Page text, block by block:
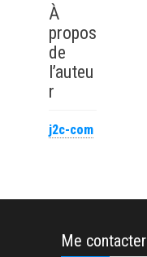
bonnes pratiques
À
propos
de
l’auteu
r
j2c-com
Me contacter